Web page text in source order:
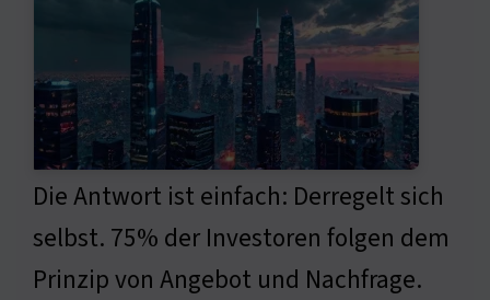
Die Antwort ist einfach: Derregelt sich
selbst. 75% der Investoren folgen dem
Prinzip von Angebot und Nachfrage.